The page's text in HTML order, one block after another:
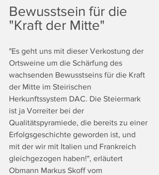
Bewusstsein für die
"Kraft der Mitte"
"Es geht uns mit dieser Verkostung der
Ortsweine um die Schärfung des
wachsenden Bewusstseins für die Kraft
der Mitte im Steirischen
Herkunftssystem DAC. Die Steiermark
ist ja Vorreiter bei der
Qualitätspyramiede, die bereits zu einer
Erfolgsgeschichte geworden ist, und
mit der wir mit Italien und Frankreich
gleichgezogen haben!", erläutert
Obmann Markus Skoff vom